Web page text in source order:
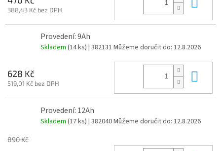
388,43 Kč bez DPH
Provedení: 9Ah
Skladem (14 ks) | 382131 Můžeme doručit do: 12.8.2026
628 Kč
519,01 Kč bez DPH
Provedení: 12Ah
Skladem (17 ks) | 382040Můžeme doručit do: 12.8.2026
890 Kč